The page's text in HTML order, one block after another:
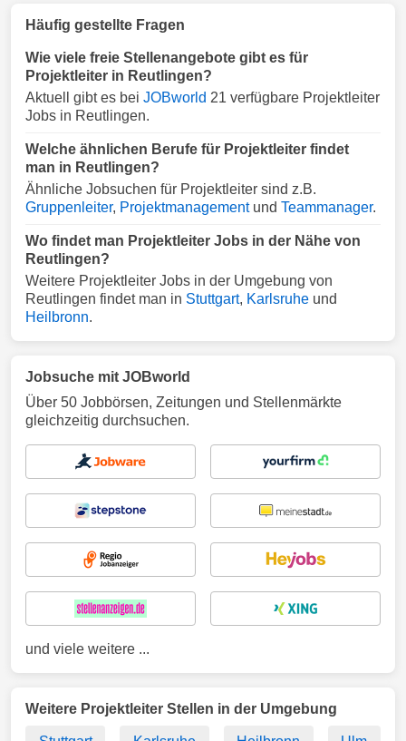
Häufig gestellte Fragen
Wie viele freie Stellenangebote gibt es für
Projektleiter in Reutlingen?
Aktuell gibt es bei JOBworld 21 verfügbare Projektleiter
Jobs in Reutlingen.
Welche ähnlichen Berufe für Projektleiter findet
man in Reutlingen?
Ähnliche Jobsuchen für Projektleiter sind z.B.
Gruppenleiter, Projektmanagementund Teammanager.
Wo findet man Projektleiter Jobs in der Nähe von
Reutlingen?
Weitere Projektleiter Jobs in der Umgebung von
Reutlingen findet man in Stuttgart, Karlsruhe und
Heilbronn.
Jobsuche mit JOBworld
Über 50 Jobbörsen, Zeitungen und Stellenmärkte
gleichzeitig durchsuchen.
und viele weitere ...
Weitere Projektleiter Stellen in der Umgebung